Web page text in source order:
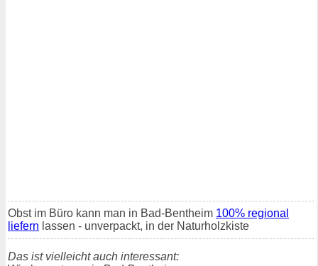
Obst im Büro kann man in Bad-Bentheim 100% regional
liefern lassen - unverpackt, in der Naturholzkiste
Das ist vielleicht auch interessant: